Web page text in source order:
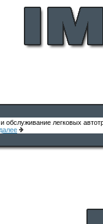
обслуживание легковых